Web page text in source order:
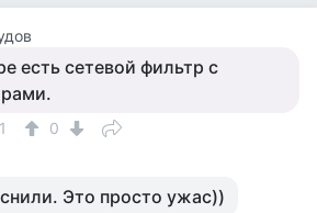
есть сетевой фильтр с
1 0
Это просто ужас))